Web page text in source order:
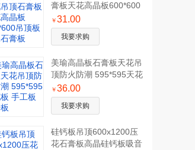
膏板天花高晶板600*600
吊顶板耐水石膏板
￥31.00
我要求购
美瑜高晶板石膏板天花吊
顶防火防潮 595*595天花
板 手工板石膏板
￥36.00
我要求购
硅钙板吊顶600x1200压
花石膏板高晶硅钙板吸音